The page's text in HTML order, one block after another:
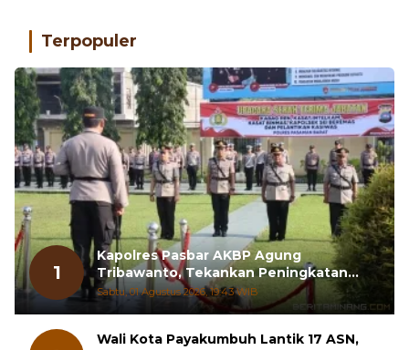
Terpopuler
1
Kapolres Pasbar AKBP Agung
Tribawanto, Tekankan Peningkatan
Pelayanan dan Sinergi dengan
Masyarakat
Sabtu, 01 Agustus 2026, 19:43 WIB
Wali Kota Payakumbuh Lantik 17 ASN,